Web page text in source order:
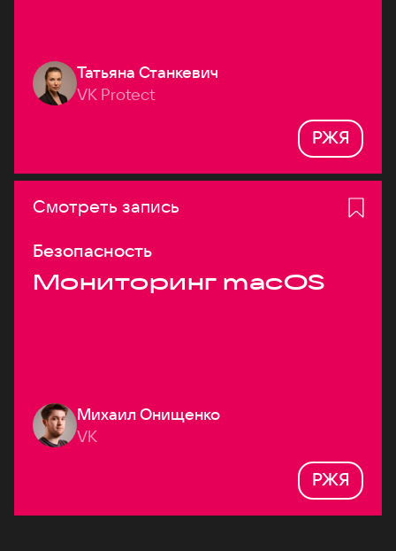
Татьяна Станкевич
VK Protect
РЖЯ
Смотреть запись
Безопасность
Мониторинг macOS
Михаил Онищенко
VK
РЖЯ